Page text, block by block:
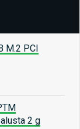
M.2 PCI
2 g